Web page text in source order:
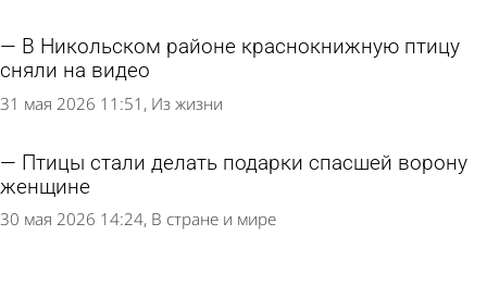
В Никольском районе краснокнижную птицу
сняли на видео
31 мая 2026 11:51 Из жизни
Птицы стали делать подарки спасшей ворону
женщине
30 мая 2026 14:24 В стране и мире